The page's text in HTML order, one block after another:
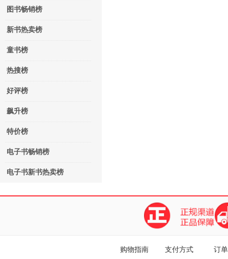
图书畅销榜
新书热卖榜
童书榜
热搜榜
好评榜
飙升榜
特价榜
电子书畅销榜
电子书新书热卖榜
购物指南 支付方式 订